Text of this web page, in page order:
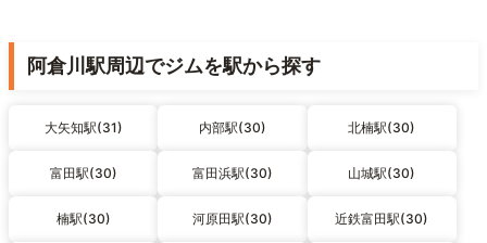
阿倉川駅周辺でジムを駅から探す
大矢知駅(31) 内部駅(30) 北楠駅(30)
富田駅(30) 富田浜駅(30) 山城駅(30)
楠駅(30) 河原田駅(30) 近鉄富田駅(30)